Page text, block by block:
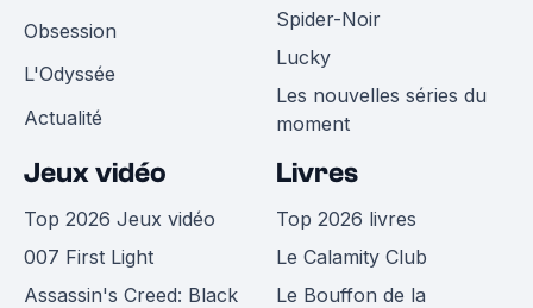
Obsession
L'Odyssée
Actualité
Spider-Noir
Lucky
Les nouvelles séries du
moment
Jeux vidéo
Top 2026 Jeux vidéo
007 First Light
Assassin's Creed: Black
Livres
Top 2026 livres
Le Calamity Club
Le Bouffon de la